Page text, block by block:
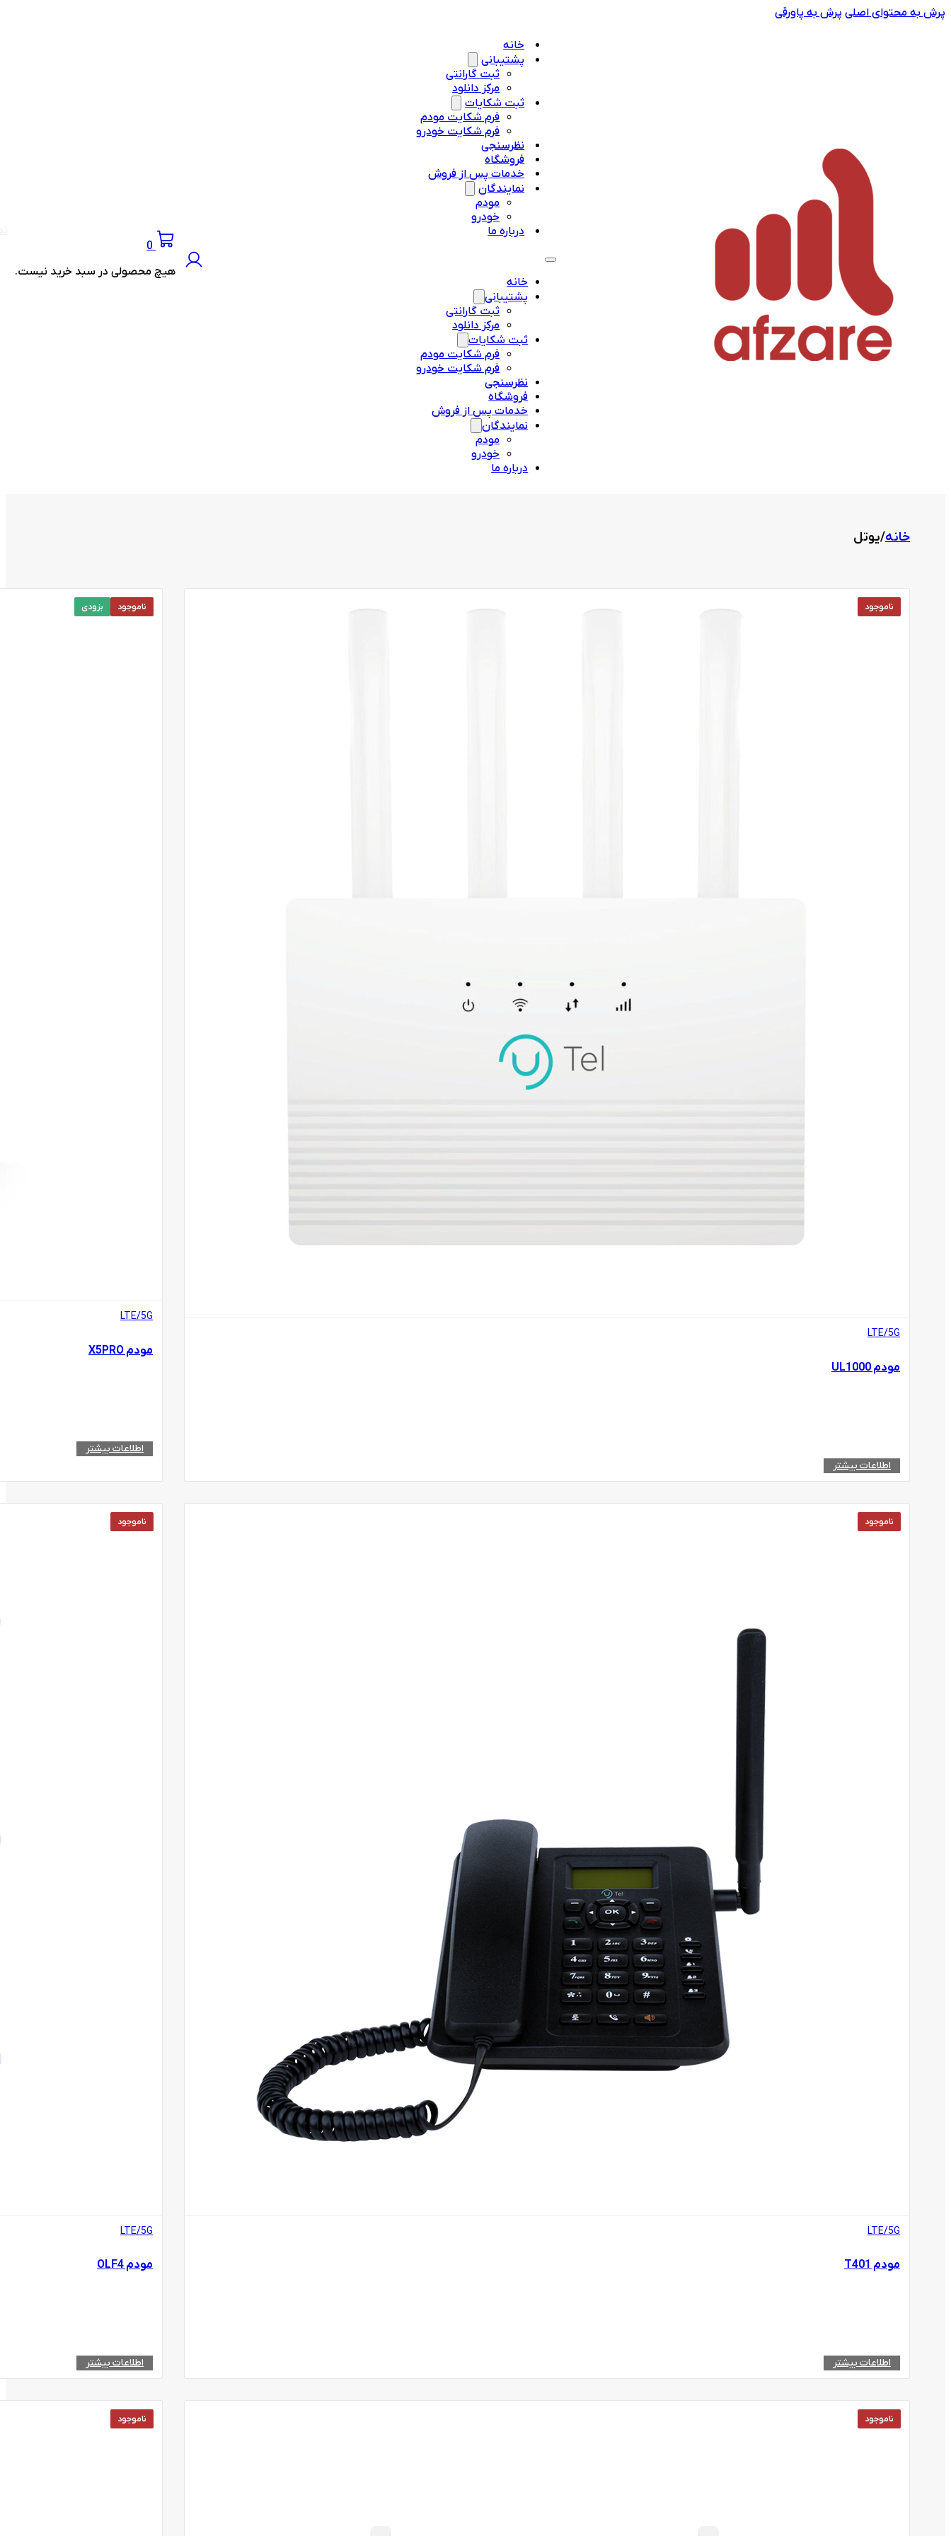
پرش به محتوای اصلی پرش به پاورقی
خانه
پشتیبانی
ثبت گارانتی
مرکز دانلود
ثبت شکایات
فرم شکایت مودم
فرم شکایت خودرو
نظرسنجی
فروشگاه
خدمات پس از فروش
نمایندگان
مودم
خودرو
درباره ما
خانه
پشتیبانی
ثبت گارانتی
مرکز دانلود
ثبت شکایات
فرم شکایت مودم
فرم شکایت خودرو
نظرسنجی
فروشگاه
خدمات پس از فروش
نمایندگان
مودم
خودرو
درباره ما
0
هیچ محصولی در سبد خرید نیست.
خانه/یوتل
ناموجود
LTE/5G
مودم UL1000
اطلاعات بیشتر
ناموجود بزودی
LTE/5G
مودم X5PRO
اطلاعات بیشتر
ناموجود
LTE/5G
مودم T401
اطلاعات بیشتر
ناموجود
LTE/5G
مودم OLF4
اطلاعات بیشتر
ناموجود ناموجود